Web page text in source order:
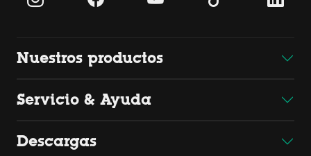
Nuestros productos
Servicio & Ayuda
Descargas